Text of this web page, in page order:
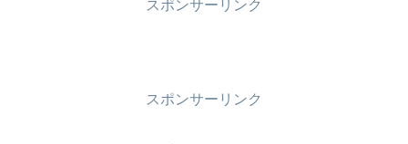
スポンサーリンク
スポンサーリンク